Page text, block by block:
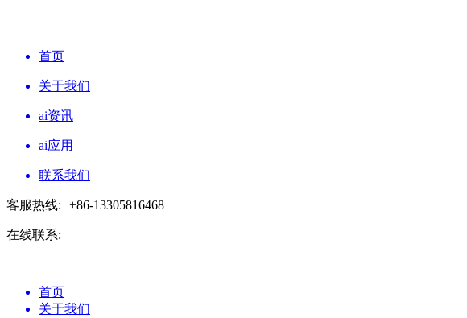
首页
关于我们
ai资讯
ai应用
联系我们
客服热线: +86-13305816468
在线联系:
首页
关于我们